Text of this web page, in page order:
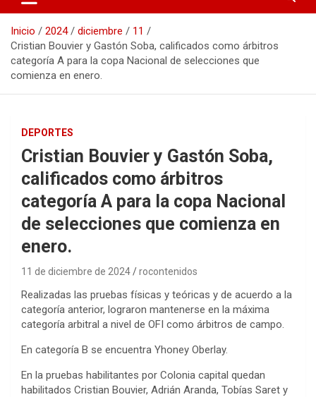
Inicio 2024 diciembre
11
Cristian Bouvier y Gastón Soba, calificados como árbitros
categoría A para la copa Nacional de selecciones que
comienza en enero.
DEPORTES
Cristian Bouvier y Gastón Soba,
calificados como árbitros
categoría A para la copa Nacional
de selecciones que comienza en
enero.
11 de diciembre de 2024 rocontenidos
Realizadas las pruebas físicas y teóricas y de acuerdo a la
categoría anterior, lograron mantenerse en la máxima
categoría arbitral a nivel de OFI como árbitros de campo.
En categoría B se encuentra Yhoney Oberlay.
En la pruebas habilitantes por Colonia capital quedan
habilitados Cristian Bouvier, Adrián Aranda, Tobías Saret y